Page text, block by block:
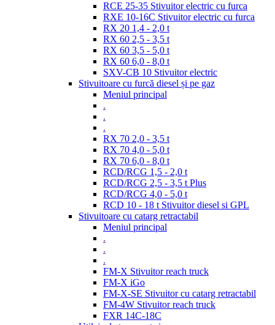
RCE 25-35 Stivuitor electric cu furca
RXE 10-16C Stivuitor electric cu furca
RX 20 1,4 - 2,0 t
RX 60 2,5 - 3,5 t
RX 60 3,5 - 5,0 t
RX 60 6,0 - 8,0 t
SXV-CB 10 Stivuitor electric
Stivuitoare cu furcă diesel și pe gaz
Meniul principal
.
.
.
RX 70 2,0 - 3,5 t
RX 70 4,0 - 5,0 t
RX 70 6,0 - 8,0 t
RCD/RCG 1,5 - 2,0 t
RCD/RCG 2,5 - 3,5 t Plus
RCD/RCG 4,0 - 5,0 t
RCD 10 - 18 t Stivuitor diesel si GPL
Stivuitoare cu catarg retractabil
Meniul principal
.
.
.
FM-X Stivuitor reach truck
FM-X iGo
FM-X-SE Stivuitor cu catarg retractabil
FM-4W Stivuitor reach truck
FXR 14C-18C